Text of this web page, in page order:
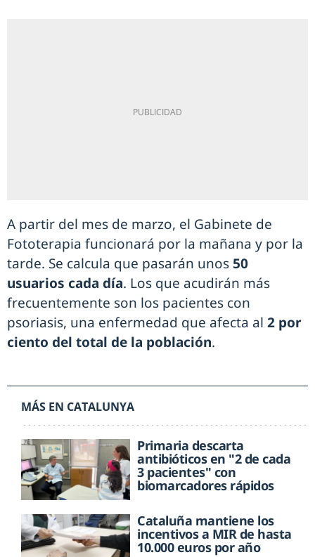
A partir del mes de marzo, el Gabinete de
Fototerapia funcionará por la mañana y por la
tarde. Se calcula que pasarán unos 50
usuarios cada día. Los que acudirán más
frecuentemente son los pacientes con
psoriasis, una enfermedad que afecta al 2 por
ciento del total de la población.
MÁS EN CATALUNYA
Primaria descarta
antibióticos en "2 de cada
3 pacientes" con
biomarcadores rápidos
Cataluña mantiene los
incentivos a MIR de hasta
10.000 euros por año